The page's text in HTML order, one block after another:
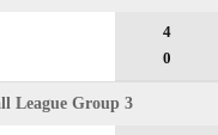
4
0
League Group 3